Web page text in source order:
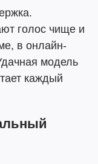
голос чище и
в онлайн-
модель
каждый